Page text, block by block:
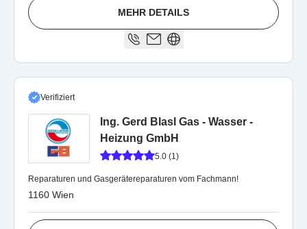
MEHR DETAILS
Verifiziert
Ing. Gerd Blasl Gas - Wasser -
Heizung GmbH
5.0 (1)
Reparaturen und Gasgerätereparaturen vom Fachmann!
1160 Wien